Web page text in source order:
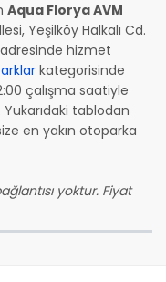
Aqua Florya AVM
Yeşilköy Halkalı Cd.
adresinde hizmet
kategorisinde
çalışma saatiyle
tablodan
en yakın otoparka
yoktur. Fiyat